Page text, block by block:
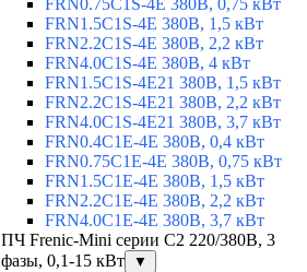
FRN0.75C1S-4E 380В, 0,75 кВт
FRN1.5C1S-4E 380В, 1,5 кВт
FRN2.2C1S-4E 380В, 2,2 кВт
FRN4.0C1S-4E 380В, 4 кВт
FRN1.5C1S-4E21 380В, 1,5 кВт
FRN2.2C1S-4E21 380В, 2,2 кВт
FRN4.0C1S-4E21 380В, 3,7 кВт
FRN0.4C1E-4E 380В, 0,4 кВт
FRN0.75C1E-4E 380В, 0,75 кВт
FRN1.5C1E-4E 380В, 1,5 кВт
FRN2.2C1E-4E 380В, 2,2 кВт
FRN4.0C1E-4E 380В, 3,7 кВт
ПЧ Frenic-Mini серии С2 220/380В, 3
фазы, 0,1-15 кВт
▼